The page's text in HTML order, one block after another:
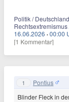
Politik /
16.06.2026 ·00:00
[1 Kommentar]
1 Pontius
Blinder Fleck in